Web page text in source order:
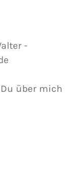
über mich